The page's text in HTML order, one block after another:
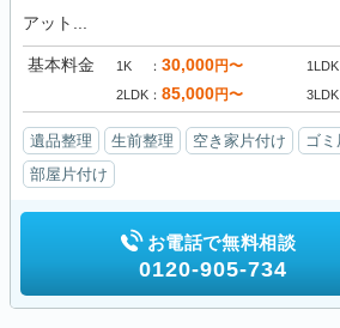
アット...
基本料金 1K 30,000円〜 1LDK
2LDK 85,000円〜 3LDK
遺品整理 生前整理 空き家片付け
ゴ
部屋片付け
お電話で無料相談
0120-905-734